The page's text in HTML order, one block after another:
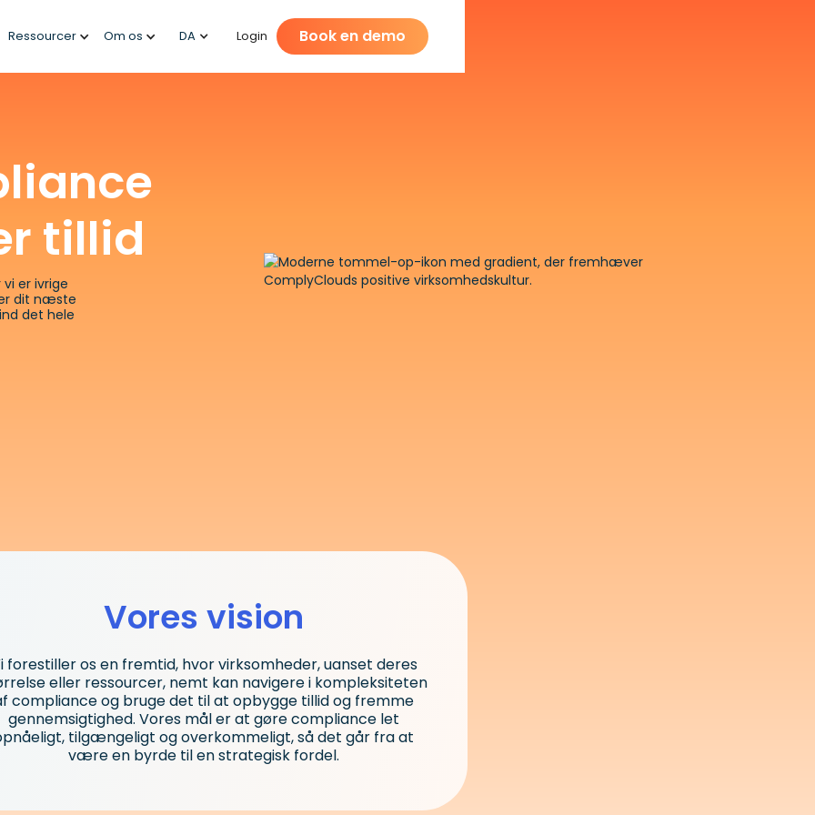
Ressourcer Om os DA Login Book en demo
tillid
er ivrige
dit næste
det hele
Vores vision
forestiller os en fremtid, hvor virksomheder, uanset deres
eller ressourcer, nemt kan navigere i kompleksiteten
compliance og bruge det til at opbygge tillid og fremme
gennemsigtighed. Vores mål er at gøre compliance let
tilgængeligt og overkommeligt, så det går fra at
være en byrde til en strategisk fordel.